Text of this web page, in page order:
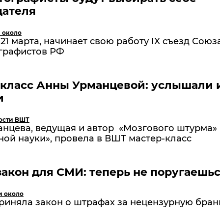
около
марта, начинает свою работу IX съезд
РФ
Анны Урманцевой: услышали
ВШТ
ведущая и автор «Мозгового штурма»
науки», провела в ВШТ мастер-класс
для СМИ: теперь не
около
закон о штрафах за нецензурную